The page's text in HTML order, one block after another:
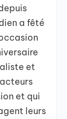
a fêté
et
et qui
leurs